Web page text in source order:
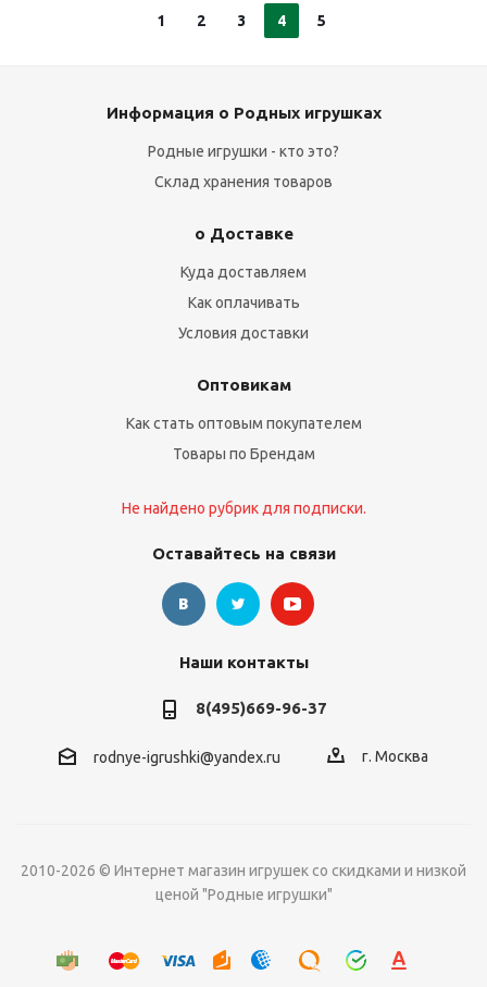
1 2 3 4 5
Информация о Родных игрушках
Родные игрушки - кто это?
Склад хранения товаров
о Доставке
Куда доставляем
Как оплачивать
Условия доставки
Оптовикам
Как стать оптовым покупателем
Товары по Брендам
Не найдено рубрик для подписки.
Оставайтесь на связи
Наши контакты
8(495)669-96-37
rodnye-igrushki@yandex.ru г. Москва
2010-2026 © Интернет магазин игрушек со скидками и низкой
ценой "Родные игрушки"